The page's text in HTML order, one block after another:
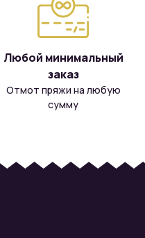
Любой минимальный
заказ
Отмот пряжи на любую
сумму